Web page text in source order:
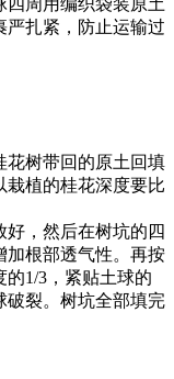
严扎紧，防止运输过
树带回的原土回填
栽植的桂花深度要比
，然后在树坑的四
加根部透气性。再按
1/3，紧贴土球的
破裂。树坑全部填完